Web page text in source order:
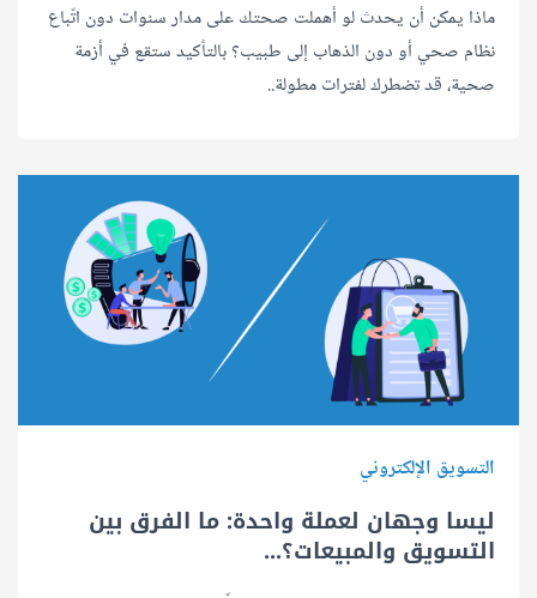
ماذا يمكن أن يحدث لو أهملت صحتك على مدار سنوات دون اتّباع
نظام صحي أو دون الذهاب إلى طبيب؟ بالتأكيد ستقع في أزمة
صحية، قد تضطرك لفترات مطولة..
التسويق الإلكتروني
ليسا وجهان لعملة واحدة: ما الفرق بين
التسويق والمبيعات؟...